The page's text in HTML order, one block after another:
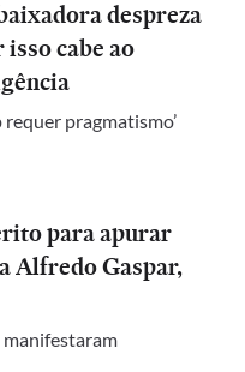
despreza
cabe ao
pragmatismo’
para apurar
Alfredo Gaspar,
manifestaram